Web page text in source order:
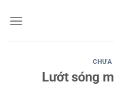
qua
CHƯA
Lướt sóng